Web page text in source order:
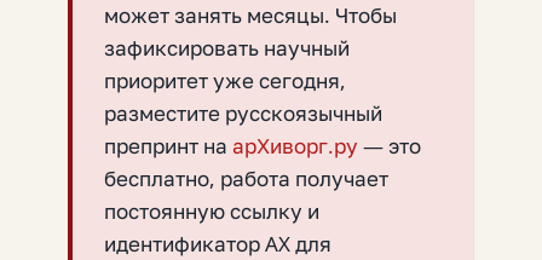
может занять месяцы. Чтобы
зафиксировать научный
приоритет уже сегодня,
разместите русскоязычный
препринт на арХиворг.ру — это
бесплатно, работа получает
постоянную ссылку и
идентификатор AX для